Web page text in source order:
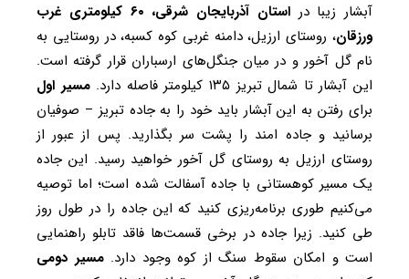
آبشار زیبا در
استان آذربایجان شرقی، ۶۰ کیلومتری غرب
ورزقان، روستای ارزیل، دامنه غربی کوه کسبه، در روستایی به
نام گل آخور و در میان جنگل‌های ارسباران قرار گرفته است.
این آبشار تا شمال تبریز ۱۳۵ کیلومتر فاصله دارد.
مسیر اول
برای رفتن به این آبشار باید خود را به جاده تبریز – صوفیان
برسانید و جاده امند را پشت سر بگذارید. پس از عبور از
روستای ارزیل به روستای گل آخور خواهید رسید. این جاده
یک مسیر کوهستانی با جاده آسفالت شده است؛ اما توصیه
می‌کنیم طوری برنامه‌ریزی کنید که این جاده را در طول روز
طی کنید. زیرا جاده در برخی قسمت‌ها فاقد تابلو راهنمایی
است و امکان سقوط سنگ از کوه وجود دارد.مسیر دومی